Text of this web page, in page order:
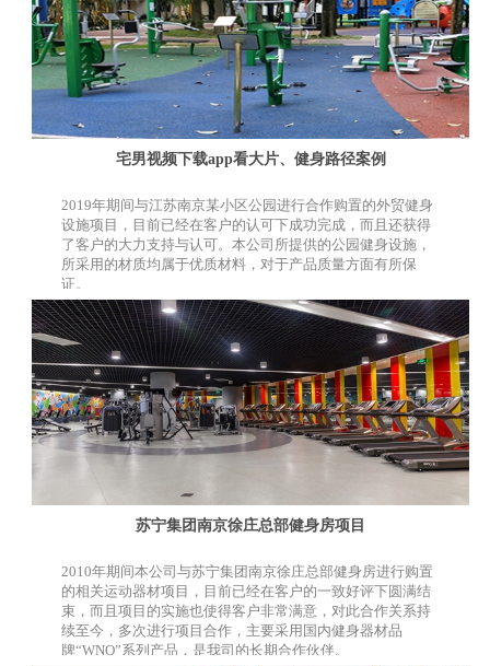
宅男视频下载app看大片、健身路径案例
2019年期间与江苏南京某小区公园进行合作购置的外贸健身
设施项目，目前已经在客户的认可下成功完成，而且还获得
了客户的大力支持与认可。本公司所提供的公园健身设施，
所采用的材质均属于优质材料，对于产品质量方面有所保
证。
苏宁集团南京徐庄总部健身房项目
2010年期间本公司与苏宁集团南京徐庄总部健身房进行购置
的相关运动器材项目，目前已经在客户的一致好评下圆满结
束，而且项目的实施也使得客户非常满意，对此合作关系持
续至今，多次进行项目合作，主要采用国内健身器材品
牌“WNQ”系列产品，是我司的长期合作伙伴。